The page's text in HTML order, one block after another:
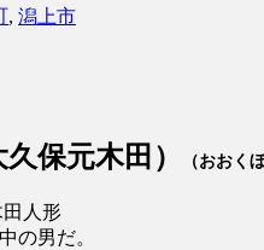
, 潟上市
保元木田） （おおく
の男だ。